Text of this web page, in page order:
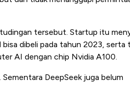
tersebut. Startup itu
dibeli pada tahun 2023, serta
AI dengan chip Nvidia A100.
DeepSeek juga belum